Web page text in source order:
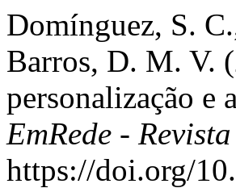
Domínguez, S.
Barros, D. M. V.
personalização e
EmRede -
https://doi.org/